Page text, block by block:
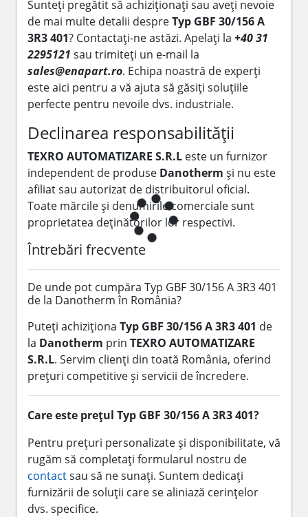
Sunteți pregătit să achiziționați sau aveți nevoie
de mai multe detalii despreTyp GBF 30/156 A
3R3 401? Contactați-ne astăzi. Apelați la +40 31
2295121 sau trimiteți un e-mail la
sales@enapart.ro. Echipa noastră de experți
este aici pentru a vă ajuta să găsiți soluțiile
perfecte pentru nevoile dvs. industriale.
Declinarea responsabilității
TEXRO AUTOMATIZARE S.R.L este un furnizor
independent de produse Danotherm și nu este
afiliat sau autorizat de distribuitorul oficial.
Toate mărcile și denumirile comerciale sunt
proprietatea deținătorilor lor respectivi.
Întrebări frecvente
De unde pot cumpăra Typ GBF 30/156 A 3R3 401
de la Danotherm în România?
Puteți achiziționa Typ GBF 30/156 A 3R3 401 de
la Danotherm prin TEXRO AUTOMATIZARE
S.R.L. Servim clienți din toată România, oferind
prețuri competitive și servicii de încredere.
Care este prețul Typ GBF 30/156 A 3R3 401?
Pentru prețuri personalizate și disponibilitate, vă
rugăm să completați formularul nostru de
contactsau să ne sunați. Suntem dedicați
furnizării de soluții care se aliniază cerințelor
dvs. specifice.